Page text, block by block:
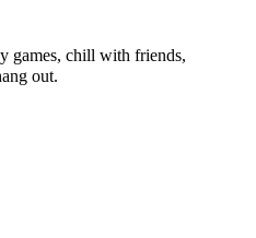
games, chill with friends,
out.